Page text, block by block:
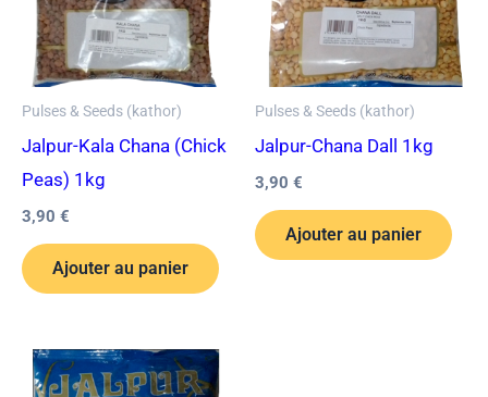
Pulses & Seeds (kathor)
Jalpur-Kala Chana (Chick
Peas) 1kg
3,90 €
Ajouter au panier
Pulses & Seeds (kathor)
Jalpur-Chana Dall 1kg
3,90 €
Ajouter au panier